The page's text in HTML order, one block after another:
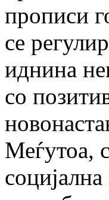
прописи
се
иднина
со
Меѓутоа,